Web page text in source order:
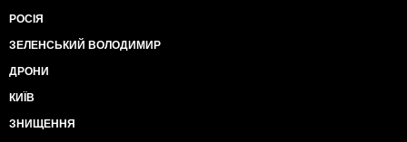
РОСІЯ
ЗЕЛЕНСЬКИЙ ВОЛОДИМИР
ДРОНИ
КИЇВ
ЗНИЩЕННЯ